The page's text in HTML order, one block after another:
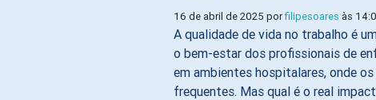
16 de abril de 2025 porfilipesoares às
A qualidade de vida no trabalho é
o bem-estar dos profissionais de
em ambientes hospitalares, onde
frequentes. Mas qual é o real